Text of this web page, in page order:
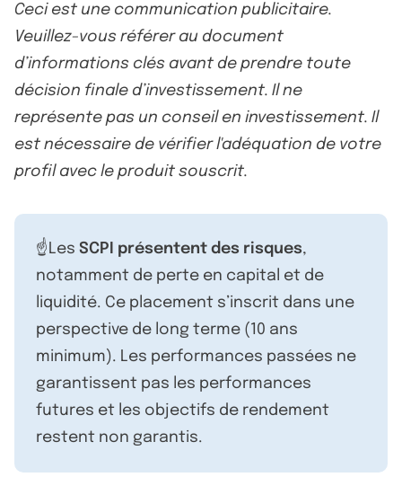
Ceci est une communication publicitaire.
Veuillez-vous référer au document
d’informations clés avant de prendre toute
décision finale d’investissement. Il ne
représente pas un conseil en investissement. Il
est nécessaire de vérifier l'adéquation de votre
profil avec le produit souscrit.
☝️Les SCPI présentent des risques,
notamment de perte en capital et de
liquidité. Ce placement s’inscrit dans une
perspective de long terme (10 ans
minimum). Les performances passées ne
garantissent pas les performances
futures et les objectifs de rendement
restent non garantis.